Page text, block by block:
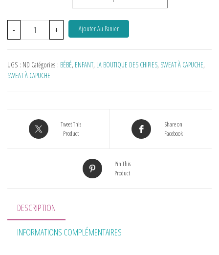
- + Ajouter Au Panier
UGS : ND Catégories : BÉBÉ, ENFANT, LA BOUTIQUE DES CHIPIES, SWEAT À CAPUCHE,
SWEAT À CAPUCHE
Tweet This
Product
Share on
Facebook
Pin This
Product
DESCRIPTION
INFORMATIONS COMPLÉMENTAIRES